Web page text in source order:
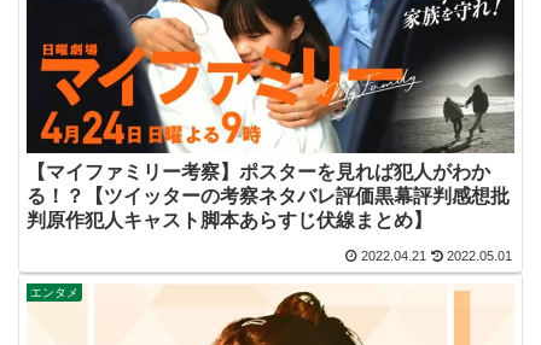
【マイファミリー考察】ポスターを見れば犯人がわか
る！？【ツイッターの考察ネタバレ評価黒幕評判感想批
判原作犯人キャスト脚本あらすじ伏線まとめ】
2022.04.21 2022.05.01
エンタメ